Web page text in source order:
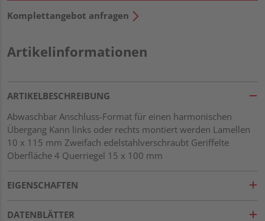
Komplettangebot anfragen
Artikelinformationen
ARTIKELBESCHREIBUNG
Abwaschbar Anschluss-Format für einen harmonischen
Übergang Kann links oder rechts montiert werden Lamellen
10 x 115 mm Zweifach edelstahlverschraubt Geriffelte
Oberfläche 4 Querriegel 15 x 100 mm
EIGENSCHAFTEN
DATENBLÄTTER